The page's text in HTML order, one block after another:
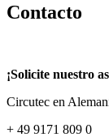
Contacto
¡Solicite nuestro
Circutec en
+ 49 9171 809 0